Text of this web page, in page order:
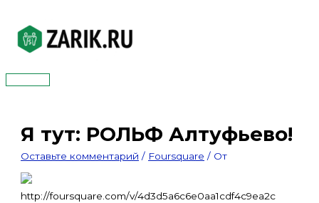
содержимому
Главное
Я тут: РОЛЬФ Алтуфьево!
Оставьте комментарий / Foursquare / От
http://foursquare.com/v/4d3d5a6c6e0aa1cdf4c9ea2c